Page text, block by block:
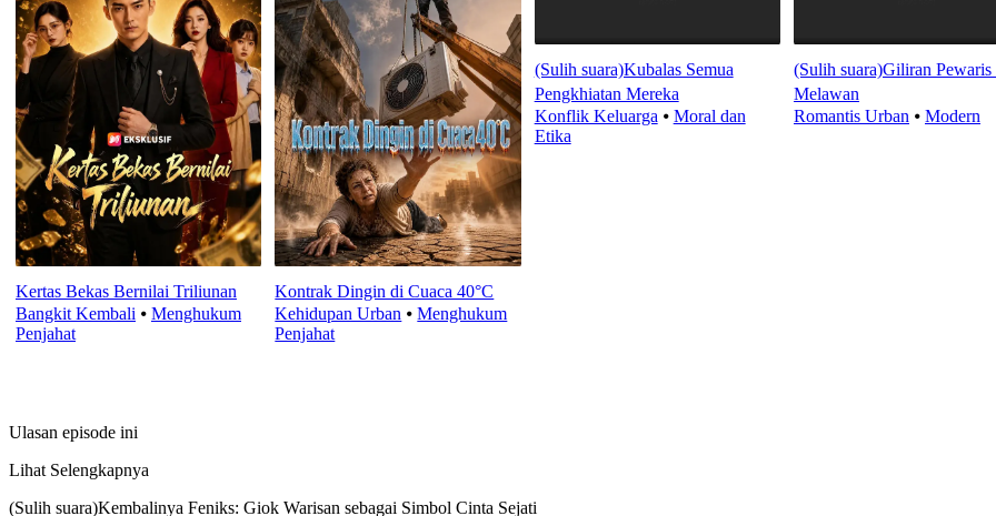
Kertas Bekas Bernilai Triliunan
Bangkit Kembali ⦁ Menghukum
Penjahat
Kontrak Dingin di Cuaca 40°C
Kehidupan Urban ⦁Menghukum
Penjahat
(Sulih suara)Kubalas Semua
Pengkhiatan Mereka
Konflik Keluarga ⦁ Moral dan
Etika
(Sulih suara)Giliran Pewaris
Melawan
Romantis Urban ⦁ Modern
Ulasan episode ini
Lihat Selengkapnya
(Sulih suara)Kembalinya Feniks: Giok Warisan sebagai Simbol Cinta Sejati